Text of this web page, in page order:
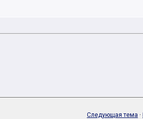
Следующая тема ·